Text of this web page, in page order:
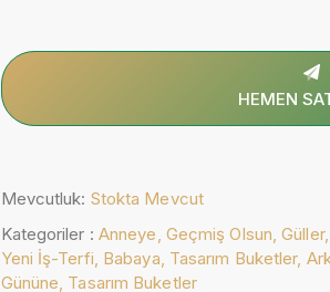
HEMEN
Mevcutluk: Stokta Mevcut
Kategoriler : Anneye, Geçmiş Olsun,Güller,
Yeni İş-Terfi, Babaya, Tasarım Buketler,
Gününe, Tasarım Buketler